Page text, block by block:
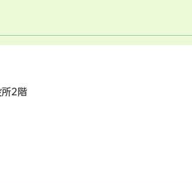
所2階